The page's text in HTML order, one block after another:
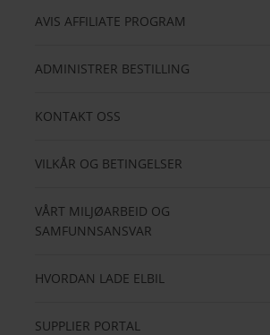
AVIS AFFILIATE PROGRAM
ADMINISTRER BESTILLING
KONTAKT OSS
VILKÅR OG BETINGELSER
VÅRT MILJØARBEID OG
SAMFUNNSANSVAR
HVORDAN LADE ELBIL
SUPPLIER PORTAL